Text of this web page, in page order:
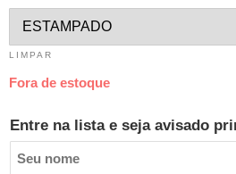
LIMPAR
Fora de estoque
Entre na lista e seja avisado